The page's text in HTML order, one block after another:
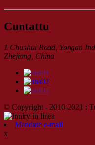
Cuntattu
1 Chunhui Road, Yongan
Zhejiang, China
© Copyright - 2010-2021 :
Mandate e-mail
x